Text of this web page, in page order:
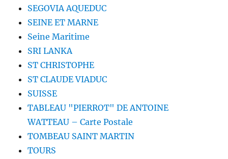
SEGOVIA AQUEDUC
SEINE ET MARNE
Seine Maritime
SRI LANKA
ST CHRISTOPHE
ST CLAUDE VIADUC
SUISSE
TABLEAU "PIERROT" DE ANTOINE
WATTEAU – Carte Postale
TOMBEAU SAINT MARTIN
TOURS